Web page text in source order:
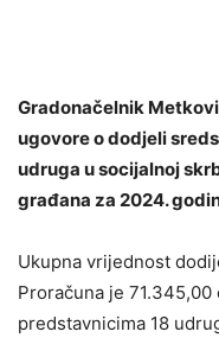
Gradonačelnik
ugovore o dodjeli
udruga u socijalnoj
građana za 2024.
Ukupna vrijednost
Proračuna je
predstavnicima 18